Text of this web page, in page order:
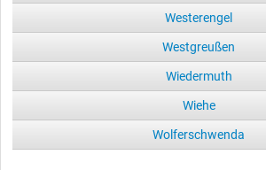
Westerengel
Westgreußen
Wiedermuth
Wiehe
Wolferschwenda